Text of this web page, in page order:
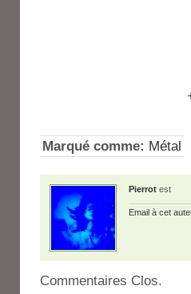
Marqué comme: Métal
Pierrot est
Email à cet
Commentaires Clos.